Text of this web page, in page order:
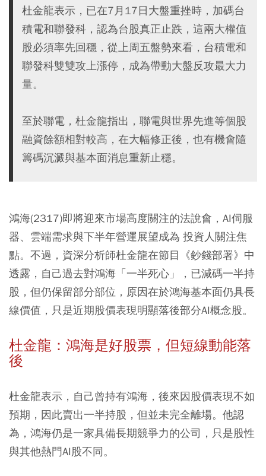
杜金龍表示，已在7月17日大盤重挫時，加碼台
積電和聯發科，認為台股真正止跌，這兩大權值
股必須率先回穩，從上周五盤勢來看，台積電和
聯發科雙雙攻上漲停，成為帶動大盤反攻最大力
量。
至於聯電，杜金龍指出，聯電與世界先進等個股
融資餘額相對較高，在大幅修正後，也有機會隨
籌碼沉澱與基本面消息重新止穩。
鴻海(2317)即將迎來市場高度關注的法說會，AI伺服
器、雲端需求與下半年營運展望成為 投資人關注焦
點。不過，資深分析師杜金龍在節目《鈔錢部署》中
透露，自己過去對鴻海「一半死心」，已減碼一半持
股，但仍保留部分部位，原因在於鴻海基本面仍具長
線價值，只是近期股價表現明顯落後部分AI概念股。
杜金龍：鴻海是好股票，但短線動能落
後
杜金龍表示，自己曾持有鴻海，後來因股價表現不如
預期，因此賣出一半持股，但並未完全離場。他認
為，鴻海仍是一家具備長期競爭力的公司，只是股性
與其他熱門AI股不同。